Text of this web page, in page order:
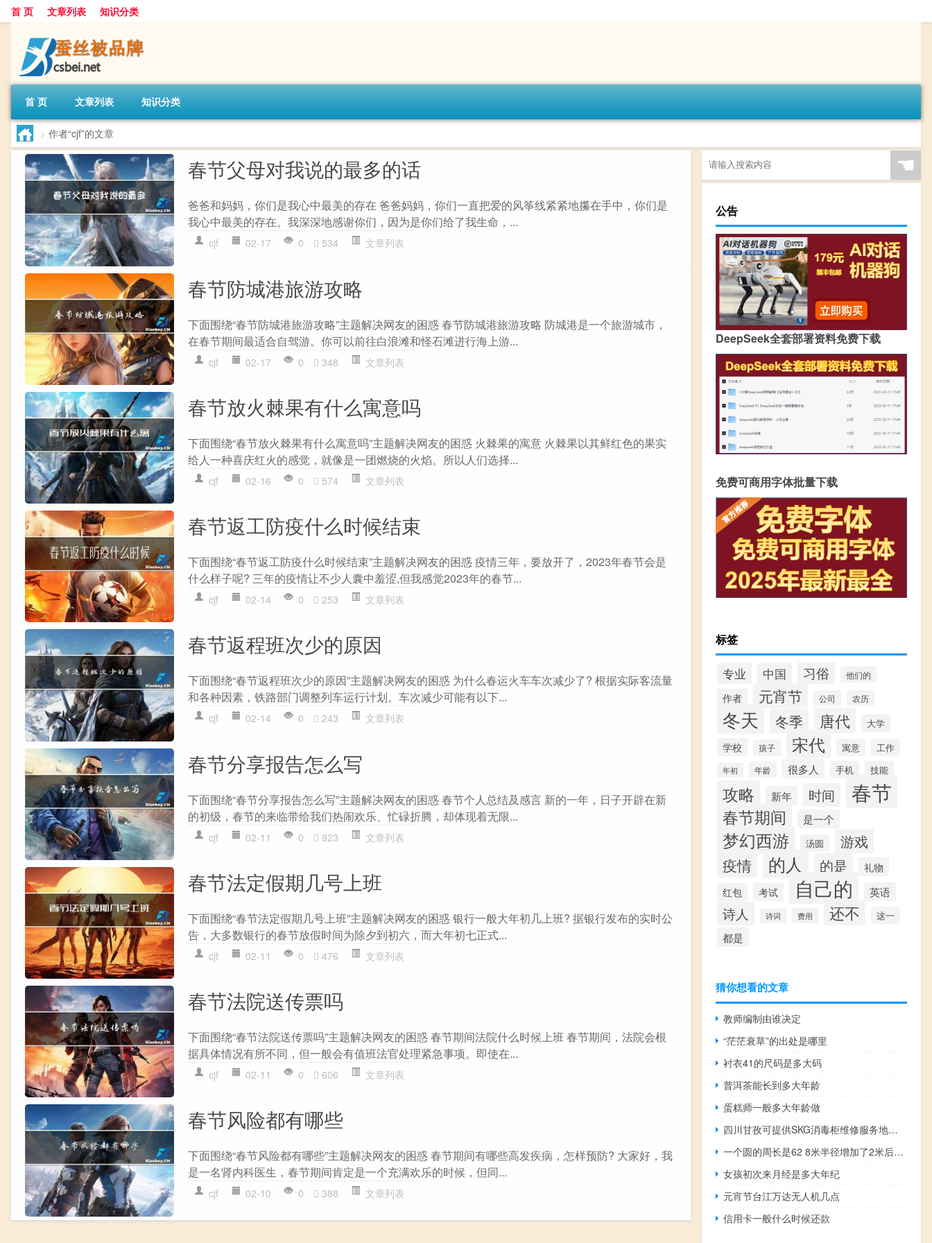
首 页 文章列表 知识分类
首 页 文章列表 知识分类
> 作者“cjf”的文章
春节父母对我说的最多的话
爸爸和妈妈，你们是我心中最美的存在 爸爸妈妈，你们一直把爱的风筝线紧紧地攥在手中，你们是
我心中最美的存在。我深深地感谢你们，因为是你们给了我生命，...
cjf 02-17 0 534 文章列表
春节防城港旅游攻略
下面围绕“春节防城港旅游攻略”主题解决网友的困惑 春节防城港旅游攻略 防城港是一个旅游城市，
在春节期间最适合自驾游。你可以前往白浪滩和怪石滩进行海上游...
cjf 02-17 0 348 文章列表
春节放火棘果有什么寓意吗
下面围绕“春节放火棘果有什么寓意吗”主题解决网友的困惑 火棘果的寓意 火棘果以其鲜红色的果实
给人一种喜庆红火的感觉，就像是一团燃烧的火焰。所以人们选择...
cjf 02-16 0 574 文章列表
春节返工防疫什么时候结束
下面围绕“春节返工防疫什么时候结束”主题解决网友的困惑 疫情三年，要放开了，2023年春节会是
什么样子呢? 三年的疫情让不少人囊中羞涩,但我感觉2023年的春节...
cjf 02-14 0 253 文章列表
春节返程班次少的原因
下面围绕“春节返程班次少的原因”主题解决网友的困惑 为什么春运火车车次减少了? 根据实际客流量
和各种因素，铁路部门调整列车运行计划。车次减少可能有以下...
cjf 02-14 0 243 文章列表
春节分享报告怎么写
下面围绕“春节分享报告怎么写”主题解决网友的困惑 春节个人总结及感言 新的一年，日子开辟在新
的初级，春节的来临带给我们热闹欢乐、忙碌折腾，却体现着无限...
cjf 02-11 0 923 文章列表
春节法定假期几号上班
下面围绕“春节法定假期几号上班”主题解决网友的困惑 银行一般大年初几上班? 据银行发布的实时公
告，大多数银行的春节放假时间为除夕到初六，而大年初七正式...
cjf 02-11 0 476 文章列表
春节法院送传票吗
下面围绕“春节法院送传票吗”主题解决网友的困惑 春节期间法院什么时候上班 春节期间，法院会根
据具体情况有所不同，但一般会有值班法官处理紧急事项。即使在...
cjf 02-11 0 606 文章列表
春节风险都有哪些
下面围绕“春节风险都有哪些”主题解决网友的困惑 春节期间有哪些高发疾病，怎样预防? 大家好，我
是一名肾内科医生，春节期间肯定是一个充满欢乐的时候，但同...
cjf 02-10 0 388 文章列表
☚
公告
DeepSeek全套部署资料免费下载
免费可商用字体批量下载
标签
专业 中国 习俗 他们的
作者 元宵节 公司 农历
冬天 冬季 唐代 大学
学校 孩子 宋代 寓意 工作
年初 年龄 很多人 手机 技能
攻略 新年 时间 春节
春节期间 是一个
梦幻西游 汤圆 游戏
疫情 的人 的是 礼物
红包 考试 自己的 英语
诗人 诗词 费用 还不 这一
都是
猜你想看的文章
教师编制由谁决定
“茫茫衰草”的出处是哪里
衬衣41的尺码是多大码
普洱茶能长到多大年龄
蛋糕师一般多大年龄做
四川甘孜可提供SKG消毒柜维修服务地址在哪
一个圆的周长是62 8米半径增加了2米后是多少
女孩初次来月经是多大年纪
元宵节台江万达无人机几点
信用卡一般什么时候还款